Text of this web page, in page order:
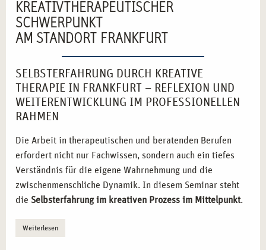
KREATIVTHERAPEUTISCHER
SCHWERPUNKT
AM STANDORT FRANKFURT
SELBSTERFAHRUNG DURCH KREATIVE
THERAPIE IN FRANKFURT – REFLEXION UND
WEITERENTWICKLUNG IM PROFESSIONELLEN
RAHMEN
Die Arbeit in therapeutischen und beratenden Berufen
erfordert nicht nur Fachwissen, sondern auch ein tiefes
Verständnis für die eigene Wahrnehmung und die
zwischenmenschliche Dynamik. In diesem Seminar steht
die Selbsterfahrung im kreativen Prozess im Mittelpunkt.
Konflikte sichtbar gemacht und reflektiert werden. Die
Weiterlesen